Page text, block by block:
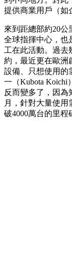
提供商業用戶（如
來到距總部約20
全球指揮中心，也
工在此活動。過去
約，最近更在歐洲
設備、只想使用的
一（Kubota Koichi
反而變多了，因為
月，針對大量使
破4000萬台的里程